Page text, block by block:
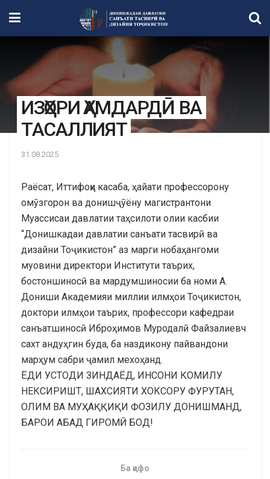
ИЗҲОРИ ҲАМДАРДӢ ВА
ТАСАЛЛИЯТ
31.08.2025
Раёсат, Иттифоқи касаба, ҳайати профессорону
омӯзгорон ва донишҷӯёну магистрантони
Муассисаи давлатии таҳсилоти олии касбии
“Донишкадаи давлатии санъати тасвирӣ ва
дизайни Тоҷикистон” аз марги нобаҳангоми
муовини директори Институти таърих,
бостоншиносӣ ва мардумшиносии ба номи А.
Дониши Академияи миллии илмҳои Тоҷикистон,
доктори илмҳои таърих, профессори кафедраи
санъатшиносӣ Иброҳимов Муродалӣ Файзалиевч
сахт андуҳгин буда, ба наздикону пайвандони
марҳум сабри ҷамил мехоҳанд.
ЁДИ УСТОДИ ЗИНДАЁД, ИНСОНИ КОМИЛУ
НЕКСИРИШТ, ШАХСИЯТИ ХОКСОРУ ФУРУТАН,
ОЛИМ ВА МУҲАҚҚИҚИ ФОЗИЛУ ДОНИШМАНД,
БАРОИ АБАД ГИРОМӢ БОД!
Ба қафо